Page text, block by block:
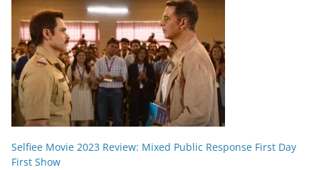
Selfiee Movie 2023 Review: Mixed Public Response First Day
First Show